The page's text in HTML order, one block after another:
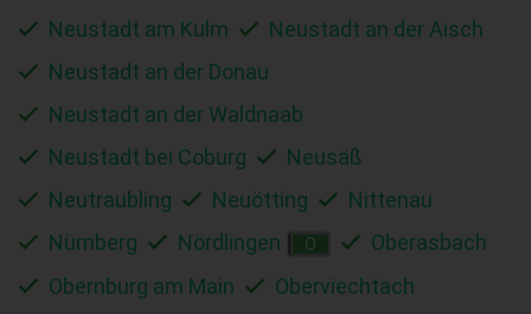
Neustadt am Kulm
Neustadt an der Aisch
Neustadt an der Donau
Neustadt an der Waldnaab
Neustadt bei Coburg
Neusäß
Neutraubling
Neuötting
Nittenau
Nürnberg
Nördlingen O
Oberasbach
Obernburg am Main
Oberviechtach